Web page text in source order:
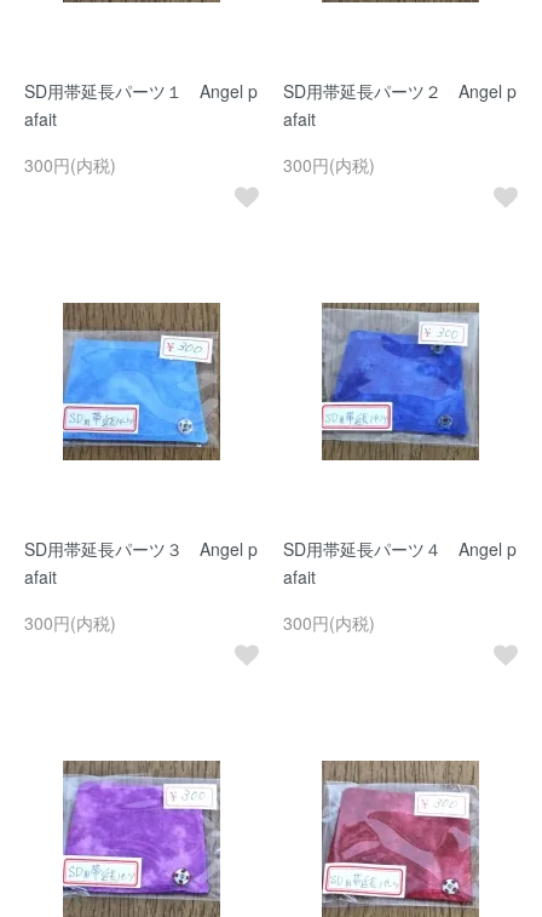
SD用帯延長パーツ１ Angel p
afait
300円(内税)
SD用帯延長パーツ２ Angel p
afait
300円(内税)
SD用帯延長パーツ３ Angel p
afait
300円(内税)
SD用帯延長パーツ４ Angel p
afait
300円(内税)